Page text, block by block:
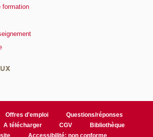
formation
Offres d'emploi
Questions/réponses
A télécharger CGV
Bibliothèque
Accessibilité: non conforme